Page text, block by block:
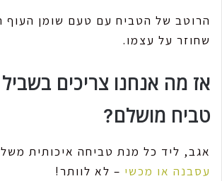
הרוטב של הטביח עם טעם שומן העוף
שחוזר על עצמו.
אז מה אנחנו צריכים
טביח מושלם?
אגב, ליד כל מנת טביחה איכותית
עסבנה או מכשי – לא לוותר!